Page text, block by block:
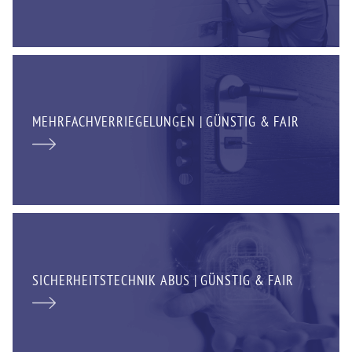
MEHRFACHVERRIEGELUNGEN | GÜNSTIG & FAIR
SICHERHEITSTECHNIK ABUS | GÜNSTIG & FAIR